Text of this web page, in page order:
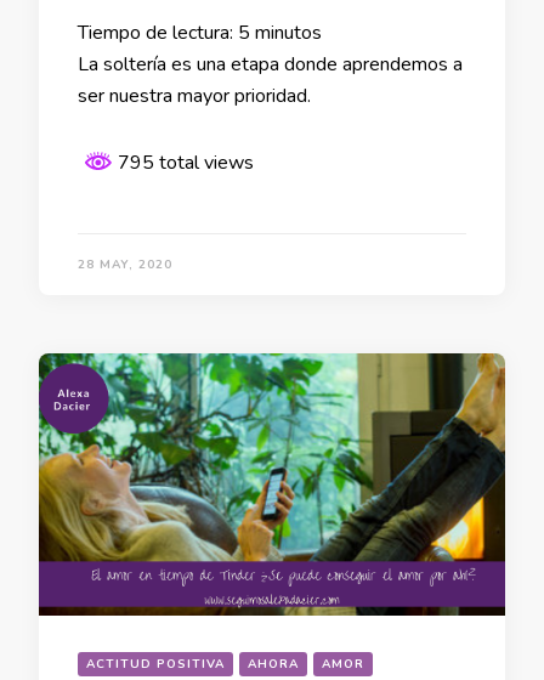
Tiempo de lectura: 5 minutos
La soltería es una etapa donde aprendemos a
ser nuestra mayor prioridad.
795 total views
28 MAY, 2020
ACTITUD POSITIVA AHORA
AMOR